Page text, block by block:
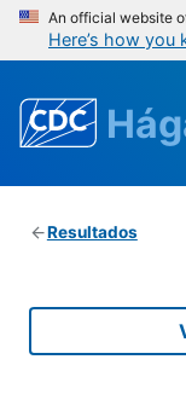
An official website
Here’s how you
Resultados